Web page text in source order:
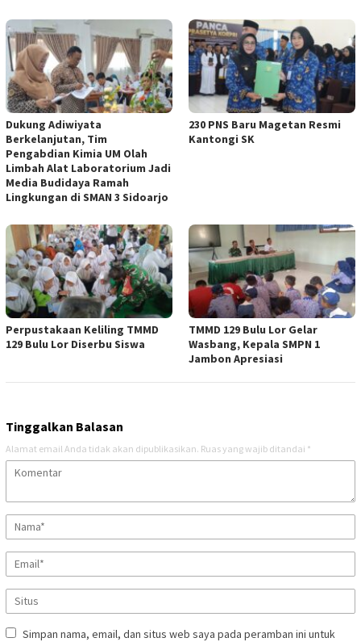
Dukung Adiwiyata
Berkelanjutan, Tim
Pengabdian Kimia UM Olah
Limbah Alat Laboratorium Jadi
Media Budidaya Ramah
Lingkungan di SMAN 3 Sidoarjo
230 PNS Baru Magetan Resmi
Kantongi SK
Perpustakaan Keliling TMMD
129 Bulu Lor Diserbu Siswa
TMMD 129 Bulu Lor Gelar
Wasbang, Kepala SMPN 1
Jambon Apresiasi
Tinggalkan Balasan
Alamat email Anda tidak akan dipublikasikan. Ruas yang wajib ditandai *
Simpan nama, email, dan situs web saya pada peramban ini untuk